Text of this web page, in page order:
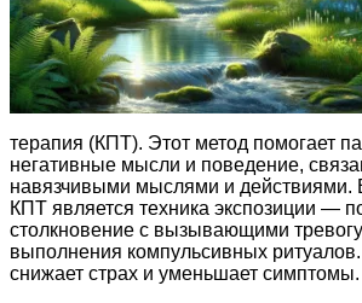
терапия (КПТ). Этот метод помогает
негативные мысли и поведение,
навязчивыми мыслями и действиями.
КПТ является техника экспозиции —
столкновение с вызывающими
выполнения компульсивных
снижает страх и уменьшает симптомы.